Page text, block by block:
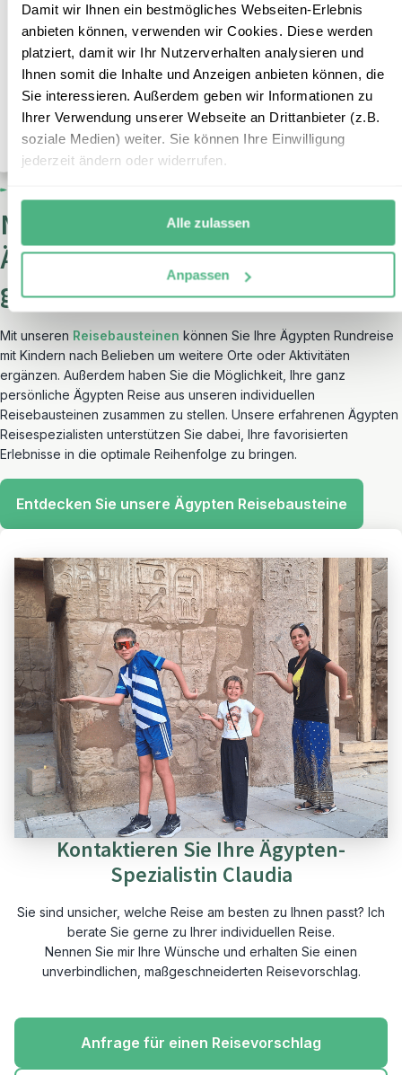
Damit wir Ihnen ein bestmögliches Webseiten-Erlebnis
anbieten können, verwenden wir Cookies. Diese werden
platziert, damit wir Ihr Nutzerverhalten analysieren und
Ihnen somit die Inhalte und Anzeigen anbieten können, die
Sie interessieren. Außerdem geben wir Informationen zu
Ihrer Verwendung unserer Webseite an Drittanbieter (z.B.
soziale Medien) weiter. Sie können Ihre Einwilligung
jederzeit ändern oder widerrufen.
Alle zulassen
Anpassen
Camp
Flug:
separat buchbar, ab ca. € 749,- pro Person
(tagesaktuelle Preise)
Mehr Informationen
ZUR RUNDREISE +
Noch nicht die passende
Ägypten Familienrundreise
gefunden?
Mit unseren Reisebausteinen können Sie Ihre Ägypten Rundreise
mit Kindern nach Belieben um weitere Orte oder Aktivitäten
ergänzen. Außerdem haben Sie die Möglichkeit, Ihre ganz
persönliche Ägypten Reise aus unseren individuellen
Reisebausteinen zusammen zu stellen. Unsere erfahrenen Ägypten
Reisespezialisten unterstützen Sie dabei, Ihre favorisierten
Erlebnisse in die optimale Reihenfolge zu bringen.
Entdecken Sie unsere Ägypten Reisebausteine
Kontaktieren Sie Ihre Ägypten-
Spezialistin Claudia
Sie sind unsicher, welche Reise am besten zu Ihnen passt? Ich
berate Sie gerne zu Ihrer individuellen Reise.
Nennen Sie mir Ihre Wünsche und erhalten Sie einen
unverbindlichen, maßgeschneiderten Reisevorschlag.
Anfrage für einen Reisevorschlag